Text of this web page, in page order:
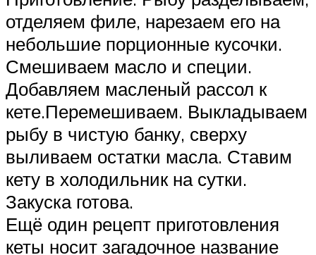
отделяем филе, нарезаем его на
небольшие порционные кусочки.
Смешиваем масло и специи.
Добавляем масленый рассол к
кете.Перемешиваем. Выкладываем
рыбу в чистую банку, сверху
выливаем остатки масла. Ставим
кету в холодильник на сутки.
Закуска готова.
Ещё один рецепт приготовления
кеты носит загадочное название